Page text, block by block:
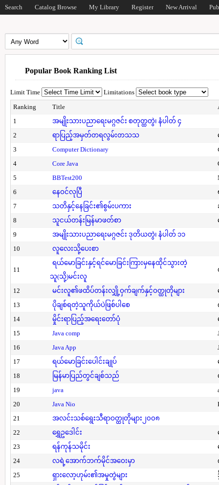
Search Catalog Browse My Library Register New Arrival
Popular Book Ranking List
Limit Time
Limitations
Ranking
Title
1
အမျိုးသားပညာရေးမဂ္ဂဇင်း စတုတ္ထတွဲ၊ နံပါတ် ၄
2
ရာပြည့်အမှတ်တရလွမ်းတသသ
3
Computer Dictionary
4
Core Java
5
BBTest200
6
နေဝင်လုပြီ
7
သတိနှင့်နေခြင်း၏စွမ်းပကား
8
သူငယ်တန်းမြန်မာဖတ်စာ
9
အမျိုးသားပညာရေးမဂ္ဂဇင်း ဒုတိယတွဲ၊ နံပါတ် ၁၁
10
လူလေးသို့ပေးစာ
11
ရယ်မောခြင်းနှင့်ရင်မောခြင်းကြားမှနေထိုင်သွားတဲ့
သူ(သို့)မင်းလူ
12 မင်းလူ၏ဖထိပ်တန်းလျှို့ဝှက်ချက်နှင့်ဝတ္ထုတိုများ
13
ပိုချစ်ရတဲ့သူကိုယ်ပဲဖြစ်ပါစေ
14
မှိုင်းရာပြည့်အရေးတော်ပုံ
15
Java comp
16
Java App
17
ရယ်မောခြင်းပေါင်းချုပ်
18
မြန်မာပြည်တွင်ချစ်သည်
19
java
20
Java Nio
21
အလင်းသစ်ရွေးသီရာဝတ္ထုတိုများ၂၀၀၈
22
ရွှေဥဒေါင်း
23
ရန်ကုန်သမိုင်း
24
လရဲ့အောက်ဘက်မိုင်အဝေးမှာ
25
ရှားလော့ဟုမ်း၏အမှုတွဲများ